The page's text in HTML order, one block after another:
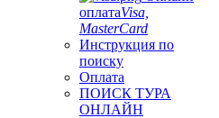
оплатаVisa,
MasterCard
Инструкция по
поиску
Оплата
ПОИСК ТУРА
ОНЛАЙН